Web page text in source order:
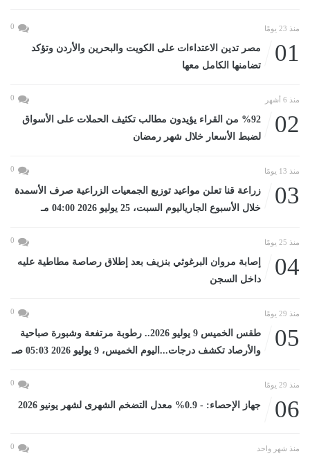
منذ 23 يومًا 0
01
مصر تدين الاعتداءات على الكويت والبحرين والأردن وتؤكد
تضامنها الكامل معها
منذ 6 أشهر 0
02
%92 من القراء يؤيدون مطالب تكثيف الحملات على الأسواق
لضبط الأسعار خلال شهر رمضان
منذ 13 يومًا 0
03
زراعة قنا تعلن مواعيد توزيع الجمعيات الزراعية صرف الأسمدة
خلال الأسبوع الجارياليوم السبت، 25 يوليو 2026 04:00 مـ
منذ 25 يومًا 0
04
إصابة مروان البرغوثي بنزيف بعد إطلاق رصاصة مطاطية عليه
داخل السجن
منذ 29 يومًا 0
05
طقس الخميس 9 يوليو 2026.. رطوبة مرتفعة وشبورة صباحية
والأرصاد تكشف درجات...اليوم الخميس، 9 يوليو 2026 05:03 صـ
منذ 29 يومًا 0
06 جهاز الإحصاء: - 0.9% معدل التضخم الشهرى لشهر يونيو 2026
منذ شهر واحد 0